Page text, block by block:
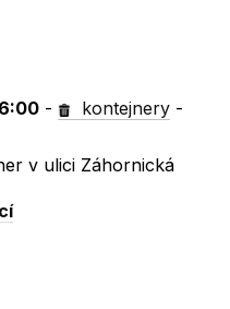
- kontejnery -
v ulici Záhornická